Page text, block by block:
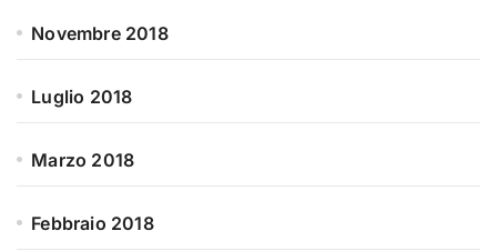
Novembre 2018
Luglio 2018
Marzo 2018
Febbraio 2018